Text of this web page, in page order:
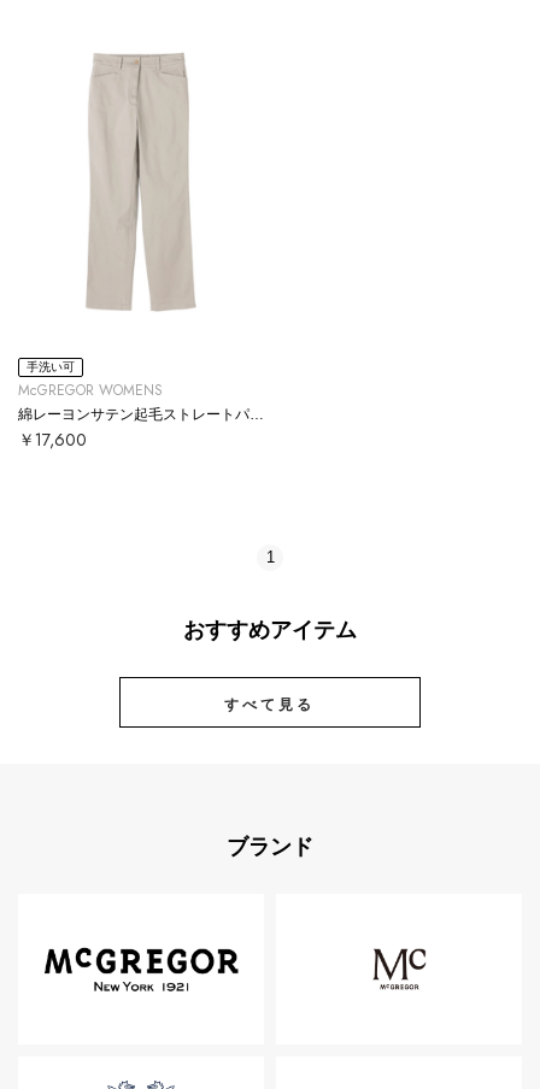
手洗い可
McGREGOR WOMENS
綿レーヨンサテン起毛ストレートパンツ
￥17,600
1
おすすめアイテム
すべて見る
ブランド